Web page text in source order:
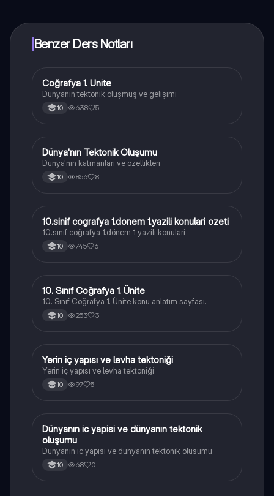
Benzer Ders Notları
Coğrafya
Coğrafya 1. Ünite
Dünyanın tektonik oluşmuş ve gelişimi
10 638 5
Coğrafya
Dünya'nın Tektonik Oluşumu
Dünya'nın katmanları ve özellikleri
10 856 8
Coğrafya
10.sinif cografya 1.donem 1.yazili konulari ozeti
10.sınıf coğrafya 1.dönem 1 yazili konulari
10 745 6
Coğrafya
10. Sınıf Coğrafya 1. Ünite
10. Sınıf Coğrafya 1. Ünite konu anlatım sayfası.
10 253 3
Coğrafya
Yerin iç yapısı ve levha tektoniği
Yerin iç yapısı ve levha tektoniği
10 97 5
Coğrafya
Dünyanın ic yapisi ve dünyanın tektonik
oluşumu
Dünyanın ic yapisi ve dünyanın tektonik olusumu
10 68 0